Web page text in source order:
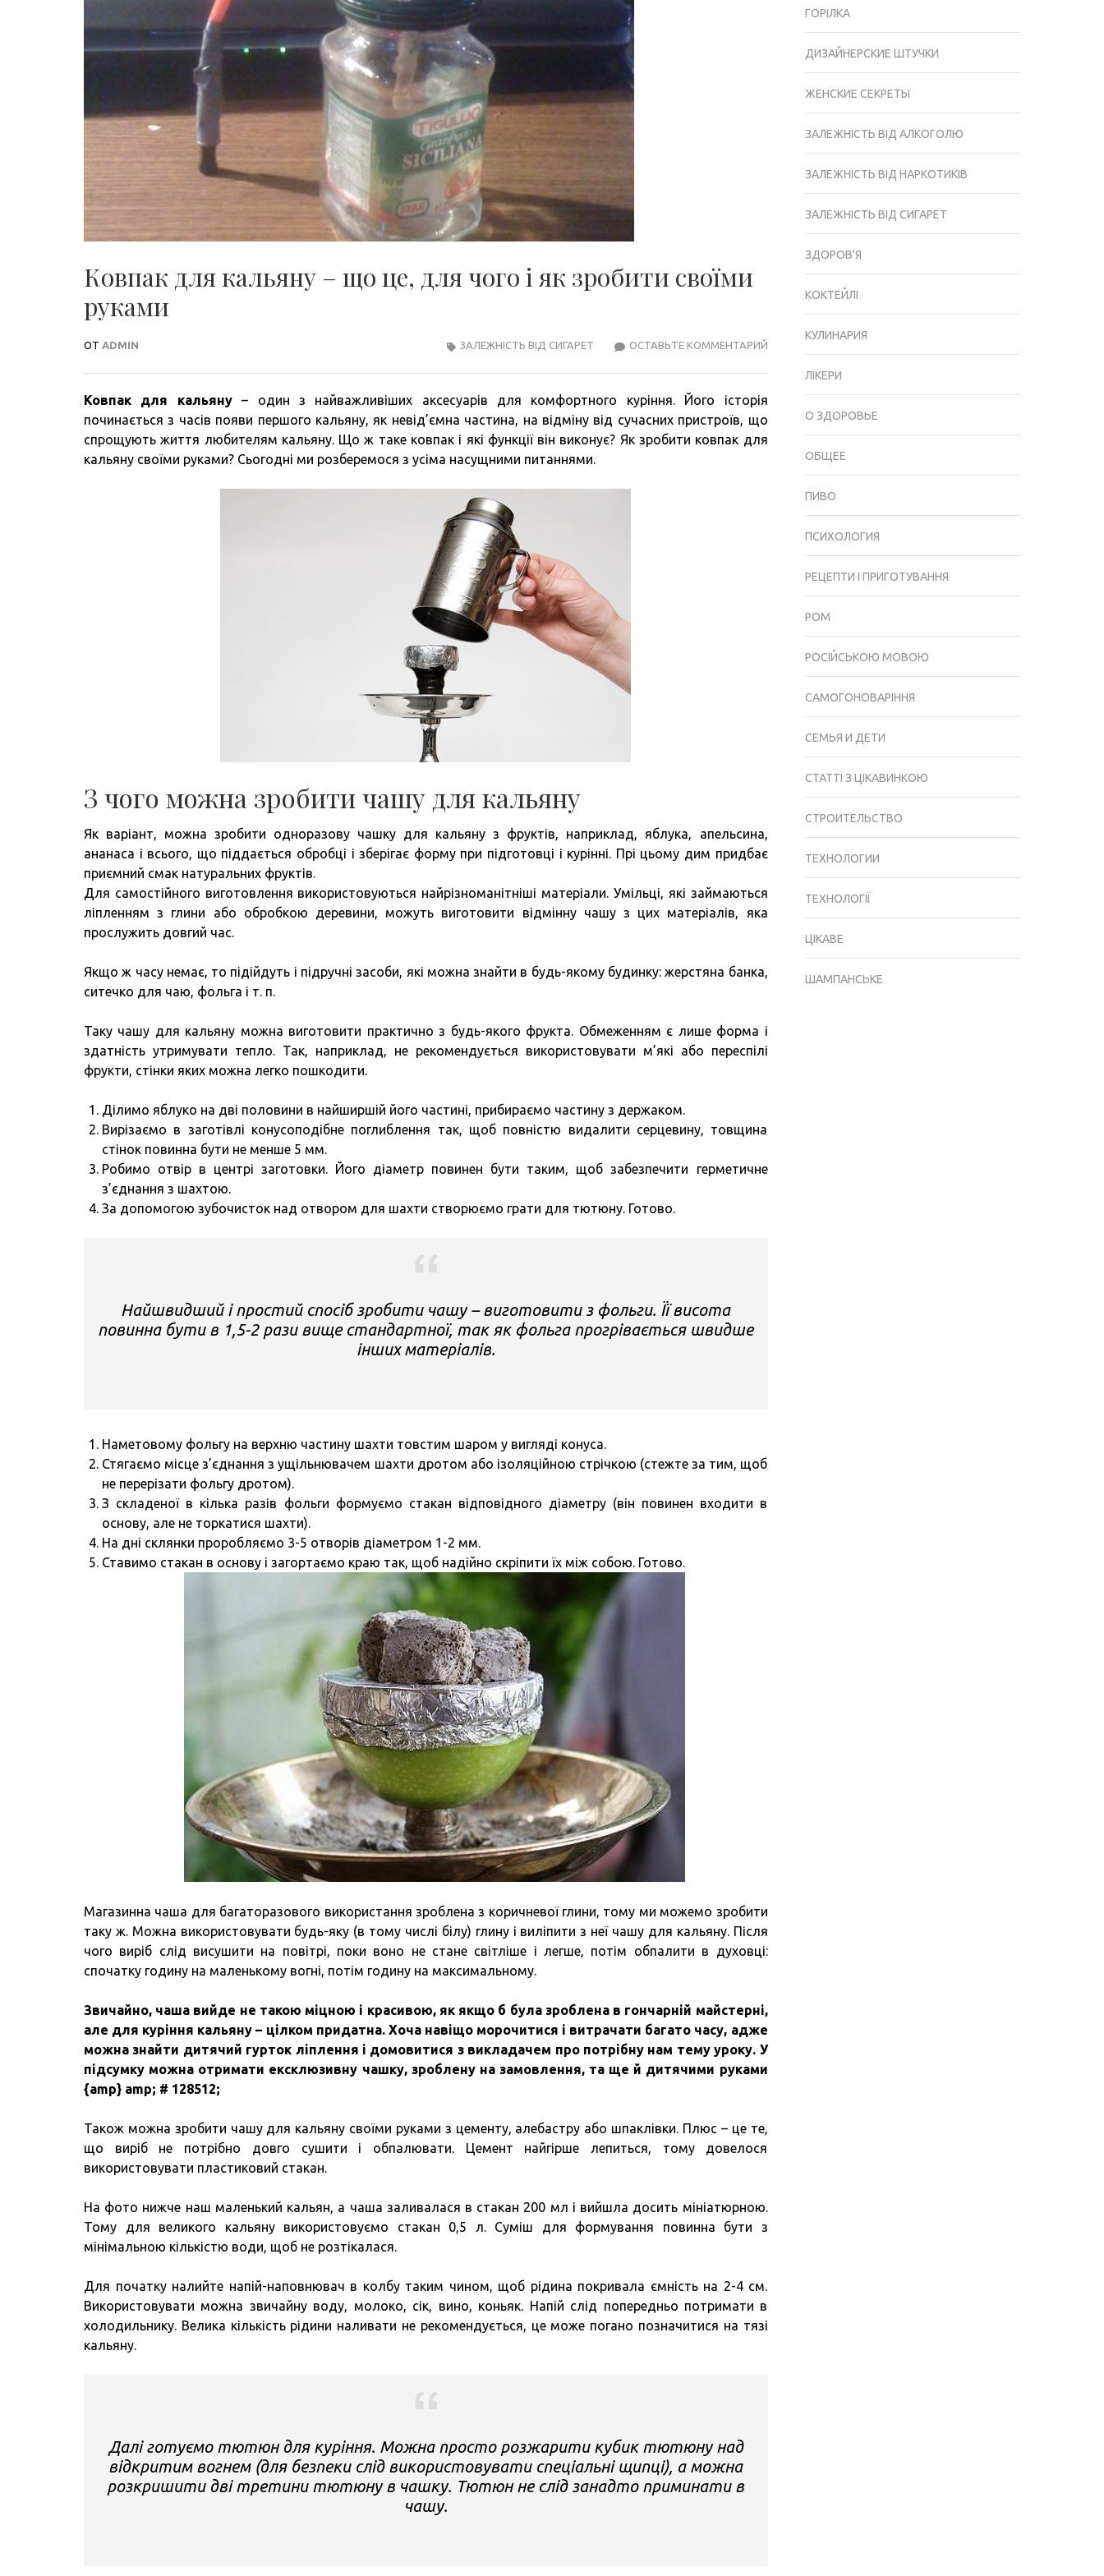
Ковпак для кальяну – що це, для чого і як зробити своїми
руками
ОТ ADMIN ОСТАВЬТЕ КОММЕНТАРИЙ
ЗРОБИТИ
РУКАМИ
ЗАЛЕЖНІСТЬ ВІД СИГАРЕТ
Ковпак для кальяну– один з найважливіших аксесуарів для комфортного куріння. Його історія
починається з часів появи першого кальяну, як невід’ємна частина, на відміну від сучасних пристроїв, що
спрощують життя любителям кальяну. Що ж таке ковпак і які функції він виконує? Як зробити ковпак для
кальяну своїми руками? Сьогодні ми розберемося з усіма насущними питаннями.
З чого можна зробити чашу для кальяну
Як варіант, можна зробити одноразову чашку для кальяну з фруктів, наприклад, яблука, апельсина,
ананаса і всього, що піддається обробці і зберігає форму при підготовці і курінні. Прі цьому дим придбає
приємний смак натуральних фруктів.
Для самостійного виготовлення використовуються найрізноманітніші матеріали. Умільці, які займаються
ліпленням з глини або обробкою деревини, можуть виготовити відмінну чашу з цих матеріалів, яка
прослужить довгий час.
Якщо ж часу немає, то підійдуть і підручні засоби, які можна знайти в будь-якому будинку: жерстяна банка,
ситечко для чаю, фольга і т. п.
Таку чашу для кальяну можна виготовити практично з будь-якого фрукта. Обмеженням є лише форма і
здатність утримувати тепло. Так, наприклад, не рекомендується використовувати м’які або переспілі
фрукти, стінки яких можна легко пошкодити.
Ділимо яблуко на дві половини в найширшій його частині, прибираємо частину з держаком.
Вирізаємо в заготівлі конусоподібне поглиблення так, щоб повністю видалити серцевину, товщина
стінок повинна бути не менше 5 мм.
Робимо отвір в центрі заготовки. Його діаметр повинен бути таким, щоб забезпечити герметичне
з’єднання з шахтою.
За допомогою зубочисток над отвором для шахти створюємо грати для тютюну. Готово.
Найшвидший і простий спосіб зробити чашу – виготовити з фольги. Її висота
повинна бути в 1,5-2 рази вище стандартної, так як фольга прогрівається швидше
інших матеріалів.
Наметовому фольгу на верхню частину шахти товстим шаром у вигляді конуса.
Стягаємо місце з’єднання з ущільнювачем шахти дротом або ізоляційною стрічкою (стежте за тим, щоб
не перерізати фольгу дротом).
З складеної в кілька разів фольги формуємо стакан відповідного діаметру (він повинен входити в
основу, але не торкатися шахти).
На дні склянки проробляємо 3-5 отворів діаметром 1-2 мм.
Ставимо стакан в основу і загортаємо краю так, щоб надійно скріпити їх між собою. Готово.
Магазинна чаша для багаторазового використання зроблена з коричневої глини, тому ми можемо зробити
таку ж. Можна використовувати будь-яку (в тому числі білу) глину і виліпити з неї чашу для кальяну. Після
чого виріб слід висушити на повітрі, поки воно не стане світліше і легше, потім обпалити в духовці:
спочатку годину на маленькому вогні, потім годину на максимальному.
Звичайно, чаша вийде не такою міцною і красивою, як якщо б була зроблена в гончарній майстерні,
але для куріння кальяну – цілком придатна. Хоча навіщо морочитися і витрачати багато часу, адже
можна знайти дитячий гурток ліплення і домовитися з викладачем про потрібну нам тему уроку. У
підсумку можна отримати ексклюзивну чашку, зроблену на замовлення, та ще й дитячими руками
{amp} amp; # 128512;
Також можна зробити чашу для кальяну своїми руками з цементу, алебастру або шпаклівки. Плюс – це те,
що виріб не потрібно довго сушити і обпалювати. Цемент найгірше лепиться, тому довелося
використовувати пластиковий стакан.
На фото нижче наш маленький кальян, а чаша заливалася в стакан 200 мл і вийшла досить мініатюрною.
Тому для великого кальяну використовуємо стакан 0,5 л. Суміш для формування повинна бути з
мінімальною кількістю води, щоб не розтікалася.
Для початку налийте напій-наповнювач в колбу таким чином, щоб рідина покривала ємність на 2-4 см.
Використовувати можна звичайну воду, молоко, сік, вино, коньяк. Напій слід попередньо потримати в
холодильнику. Велика кількість рідини наливати не рекомендується, це може погано позначитися на тязі
кальяну.
Далі готуємо тютюн для куріння. Можна просто розжарити кубик тютюну над
відкритим вогнем (для безпеки слід використовувати спеціальні щипці), а можна
розкришити дві третини тютюну в чашку. Тютюн не слід занадто приминати в
чашу.
ГОРІЛКА
ДИЗАЙНЕРСКИЕ ШТУЧКИ
ЖЕНСКИЕ СЕКРЕТЫ
ЗАЛЕЖНІСТЬ ВІД АЛКОГОЛЮ
ЗАЛЕЖНІСТЬ ВІД НАРКОТИКІВ
ЗАЛЕЖНІСТЬ ВІД СИГАРЕТ
ЗДОРОВ'Я
КОКТЕЙЛІ
КУЛИНАРИЯ
ЛІКЕРИ
О ЗДОРОВЬЕ
ОБЩЕЕ
ПИВО
ПСИХОЛОГИЯ
РЕЦЕПТИ І ПРИГОТУВАННЯ
РОМ
РОСІЙСЬКОЮ МОВОЮ
САМОГОНОВАРІННЯ
СЕМЬЯ И ДЕТИ
СТАТТІ З ЦІКАВИНКОЮ
СТРОИТЕЛЬСТВО
ТЕХНОЛОГИИ
ТЕХНОЛОГІЇ
ЦІКАВЕ
ШАМПАНСЬКЕ